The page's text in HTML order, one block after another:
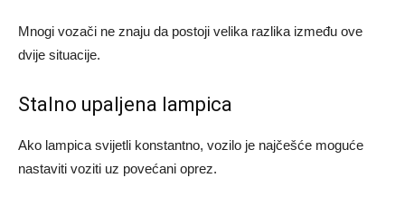
Mnogi vozači ne znaju da postoji velika razlika između ove
dvije situacije.
Stalno upaljena lampica
Ako lampica svijetli konstantno, vozilo je najčešće moguće
nastaviti voziti uz povećani oprez.